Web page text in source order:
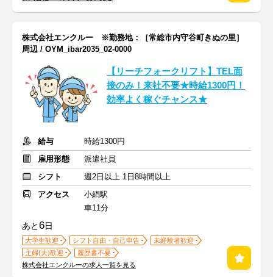
株式会社エンクルー ※勤務地：［常総市内守谷町きぬの里］
周辺 / OYM_ibar2035_02-0000
【リーチフォークリフト】TEL面
接のみ！来社不要★時給1300円！
効率よく稼ぐチャンス★
給与
時給1300円
雇用形態
派遣社員
シフト
週2日以上 1日8時間以上
アクセス
小絹駅
車11分
あと6日
大学生歓迎 シフト自由・自己申告
未経験者歓迎
主婦(夫)歓迎
履歴書不要
株式会社エンクルーの求人一覧を見る